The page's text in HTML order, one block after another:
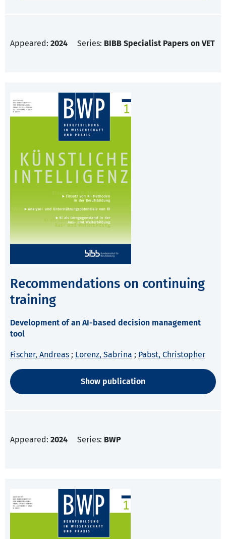
Appeared: 2024 Series: BIBB Specialist Papers on VET
Recommendations on continuing
training
Development of an AI-based decision management
tool
Fischer, Andreas ; Lorenz, Sabrina ; Pabst, Christopher
Show publication
Appeared: 2024 Series: BWP